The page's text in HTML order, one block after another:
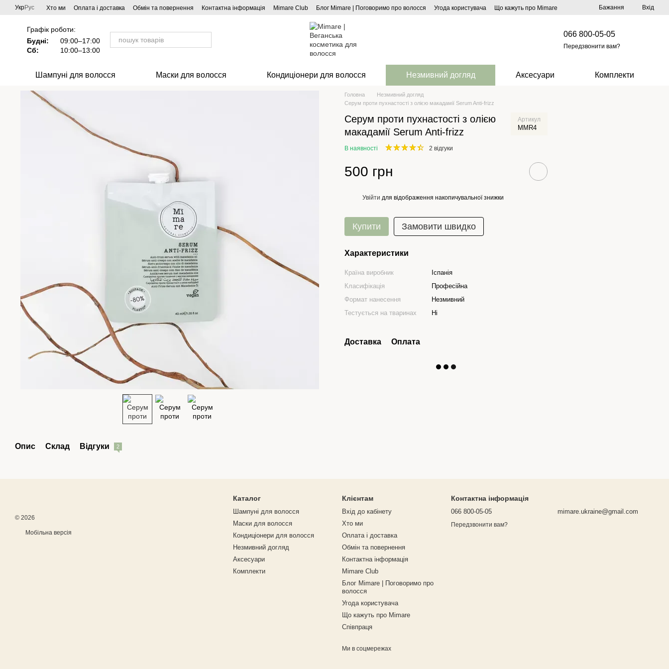
Перейти до основного контенту
УкрРус Хто ми Оплата і доставка Обмін та повернення Контактна інформація Mimare Club Блог Mimare | Поговоримо про волосся Угода користувача
Що кажуть про Mimare
Бажання Вхід
Графік роботи:
Будні:
09:00–17:00
Сб:
10:00–13:00
066 800-05-05
Передзвонити вам?
Шампуні для волосся Маски для волосся Кондиціонери для волосся Незмивний догляд Аксесуари Комплекти
Опис Склад Відгуки 2
Головна
Незмивний догляд
Серум проти пухнастості з олією макадамії Serum Anti-frizz
Серум проти пухнастості з олією
макадамії Serum Anti-frizz
Артикул
MMR4
В наявності 2 відгуки
500 грн
Увійти для відображення накопичувальної знижки
Купити Замовити швидко
Характеристики
Країна виробник
Іспанія
Класифікація
Професійна
Формат нанесення
Незмивний
Тестується на тваринах
Ні
Доставка Оплата
© 2026
Мобільна версія
Каталог
Шампуні для волосся
Маски для волосся
Кондиціонери для волосся
Незмивний догляд
Аксесуари
Комплекти
Клієнтам
Вхід до кабінету
Хто ми
Оплата і доставка
Обмін та повернення
Контактна інформація
Mimare Club
Блог Mimare | Поговоримо про
волосся
Угода користувача
Що кажуть про Mimare
Співпраця
Ми в соцмережах
Контактна інформація
066 800-05-05
Передзвонити вам?
mimare.ukraine@gmail.com